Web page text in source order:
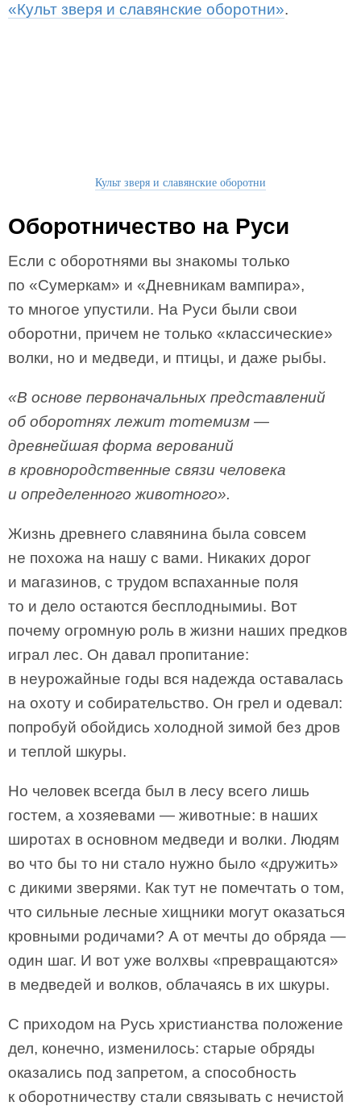
«Культ зверя и славянские оборотни».
Культ зверя и славянские оборотни
Оборотничество на Руси
Если с оборотнями вы знакомы только
по «Сумеркам» и «Дневникам вампира»,
то многое упустили. На Руси были свои
оборотни, причем не только «классические»
волки, но и медведи, и птицы, и даже рыбы.
«В основе первоначальных представлений
об оборотнях лежит тотемизм —
древнейшая форма верований
в кровнородственные связи человека
и определенного животного».
Жизнь древнего славянина была совсем
не похожа на нашу с вами. Никаких дорог
и магазинов, с трудом вспаханные поля
то и дело остаются бесплоднымиы. Вот
почему огромную роль в жизни наших предков
играл лес. Он давал пропитание:
в неурожайные годы вся надежда оставалась
на охоту и собирательство. Он грел и одевал:
попробуй обойдись холодной зимой без дров
и теплой шкуры.
Но человек всегда был в лесу всего лишь
гостем, а хозяевами — животные: в наших
широтах в основном медведи и волки. Людям
во что бы то ни стало нужно было «дружить»
с дикими зверями. Как тут не помечтать о том,
что сильные лесные хищники могут оказаться
кровными родичами? А от мечты до обряда —
один шаг. И вот уже волхвы «превращаются»
в медведей и волков, облачаясь в их шкуры.
С приходом на Русь христианства положение
дел, конечно, изменилось: старые обряды
оказались под запретом, а способность
к оборотничеству стали связывать с нечистой